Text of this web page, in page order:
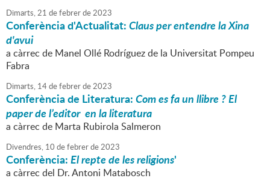
Dimarts,21 defebrerde2023
Conferència d'Actualitat:Claus per entendre la Xina
d'avui
a càrrec de Manel Ollé Rodríguez de la Universitat Pompeu
Fabra
Dimarts, 14defebrerde2023
Conferència de Literatura:Com es fa un llibre ? El
paper de l’editor en la literatura
a càrrec de Marta Rubirola Salmeron
Divendres, 10 defebrerde2023
Conferència:El repte de les religions'
a càrrec del Dr. Antoni Matabosch